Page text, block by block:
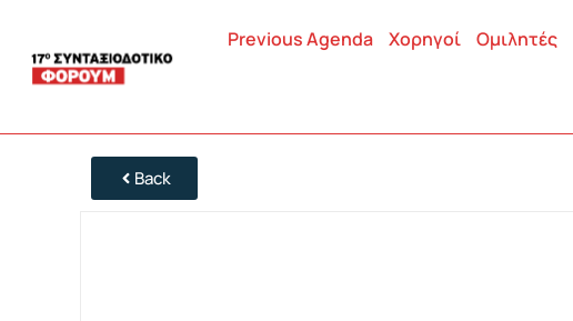
Previous Agenda Χορηγοί Ομιλητές
Back